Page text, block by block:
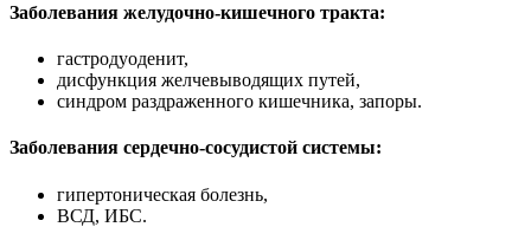
Заболевания желудочно-кишечного тракта:
гастродуоденит,
дисфункция желчевыводящих путей,
синдром раздраженного кишечника, запоры.
Заболевания сердечно-сосудистой системы:
гипертоническая болезнь,
ВСД, ИБС.